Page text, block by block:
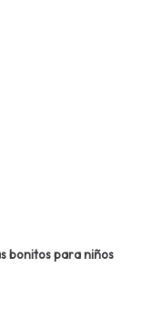
bonitos para niños